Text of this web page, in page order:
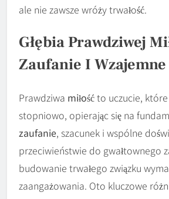
ale nie zawsze wróży trwałość.
Głębia Prawdziwej
Zaufanie I
Prawdziwa miłośćto uczucie,
stopniowo, opierając się na
zaufanie, szacunek i wspólne
przeciwieństwie do gwałtownego
budowanie trwałego związku
zaangażowania. Oto kluczowe